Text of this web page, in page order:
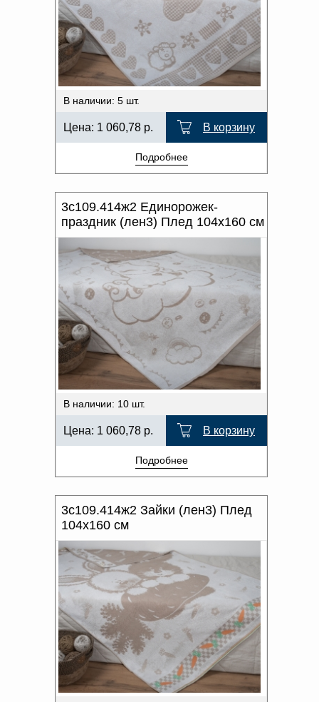
В наличии: 5 шт.
Цена: 1 060,78 р. В корзину
Подробнее
3с109.414ж2 Единорожек-
праздник (лен3) Плед 104х160 см
В наличии: 10 шт.
Цена: 1 060,78 р. В корзину
Подробнее
3с109.414ж2 Зайки (лен3) Плед
104х160 см